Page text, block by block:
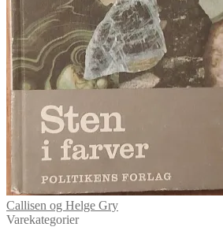
Callisen og Helge Gry
Varekategorier